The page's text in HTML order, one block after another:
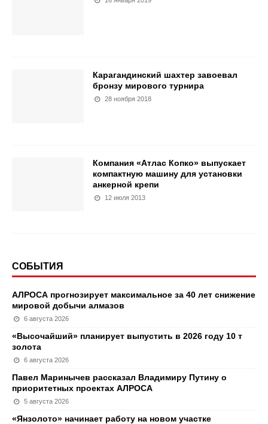
Карагандинский шахтер завоевал
бронзу мирового турнира
28 ноября 2018
Компания «Атлас Копко» выпускает
компактную машину для установки
анкерной крепи
12 июля 2013
СОБЫТИЯ
АЛРОСА прогнозирует максимальное за 40 лет снижение
мировой добычи алмазов
6 августа 2026
«Высочайший» планирует выпустить в 2026 году 10 т
золота
6 августа 2026
Павел Маринычев рассказал Владимиру Путину о
приоритетных проектах АЛРОСА
5 августа 2026
«Янзолото» начинает работу на новом участке